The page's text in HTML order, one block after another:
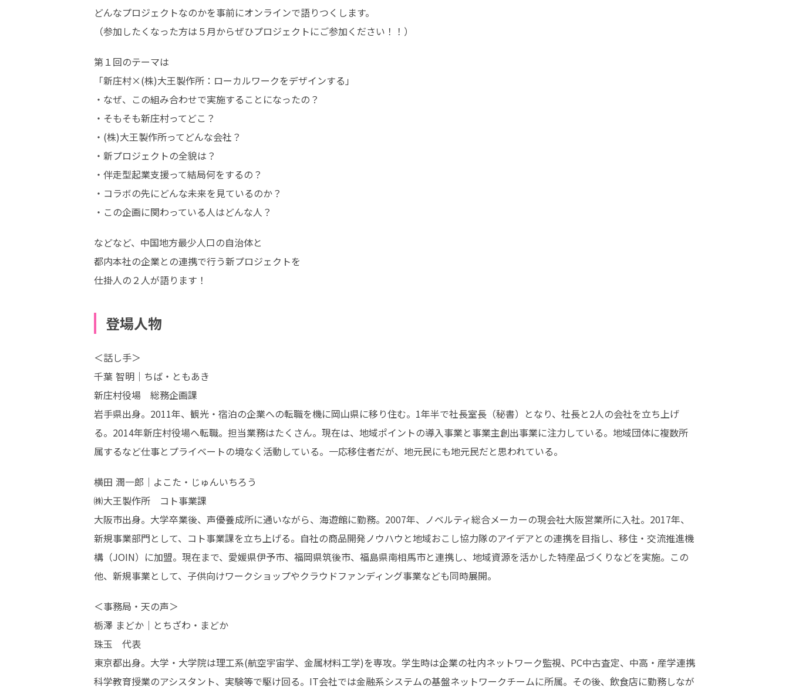
どんなプロジェクトなのかを事前にオンラインで語りつくします。
（参加したくなった方は５月からぜひプロジェクトにご参加ください！！）
第１回のテーマは
「新庄村×(株)大王製作所：ローカルワークをデザインする」
・なぜ、この組み合わせで実施することになったの？
・そもそも新庄村ってどこ？
・(株)大王製作所ってどんな会社？
・新プロジェクトの全貌は？
・伴走型起業支援って結局何をするの？
・コラボの先にどんな未来を見ているのか？
・この企画に関わっている人はどんな人？
などなど、中国地方最少人口の自治体と
都内本社の企業との連携で行う新プロジェクトを
仕掛人の２人が語ります！
登場人物
＜話し手＞
千葉 智明｜ちば・ともあき
新庄村役場　総務企画課
岩手県出身。2011年、観光・宿泊の企業への転職を機に岡山県に移り住む。1年半で社長室長（秘書）となり、社長と2人の会社を立ち上げ
る。2014年新庄村役場へ転職。担当業務はたくさん。現在は、地域ポイントの導入事業と事業主創出事業に注力している。地域団体に複数所
属するなど仕事とプライベートの境なく活動している。一応移住者だが、地元民にも地元民だと思われている。
横田 潤一郎｜よこた・じゅんいちろう
㈱大王製作所　コト事業課
大阪市出身。大学卒業後、声優養成所に通いながら、海遊館に勤務。2007年、ノベルティ総合メーカーの現会社大阪営業所に入社。2017年、
新規事業部門として、コト事業課を立ち上げる。自社の商品開発ノウハウと地域おこし協力隊のアイデアとの連携を目指し、移住・交流推進機
構（JOIN）に加盟。現在まで、愛媛県伊予市、福岡県筑後市、福島県南相馬市と連携し、地域資源を活かした特産品づくりなどを実施。この
他、新規事業として、子供向けワークショップやクラウドファンディング事業なども同時展開。
＜事務局・天の声＞
栃澤 まどか｜とちざわ・まどか
珠玉　代表
東京都出身。大学・大学院は理工系(航空宇宙学、金属材料工学)を専攻。学生時は企業の社内ネットワーク監視、PC中古査定、中高・産学連携
科学教育授業のアシスタント、実験等で駆け回る。IT会社では金融系システムの基盤ネットワークチームに所属。その後、飲食店に勤務しなが